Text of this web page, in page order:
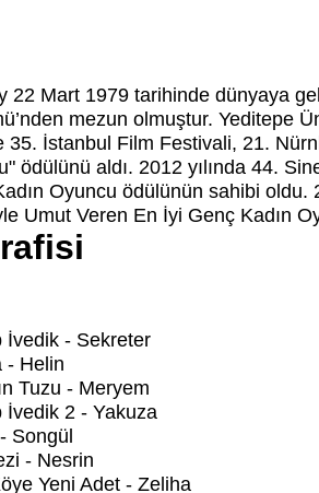
22 Mart 1979 tarihinde dünyaya
mezun olmuştur. Yeditepe
35. İstanbul Film Festivali, 21.
ödülünü aldı. 2012 yılında 44.
Oyuncu ödülünün sahibi
Umut Veren En İyi Genç Kadın
İvedik - Sekreter
- Helin
Tuzu - Meryem
İvedik 2 - Yakuza
Songül
- Nesrin
Yeni Adet - Zeliha